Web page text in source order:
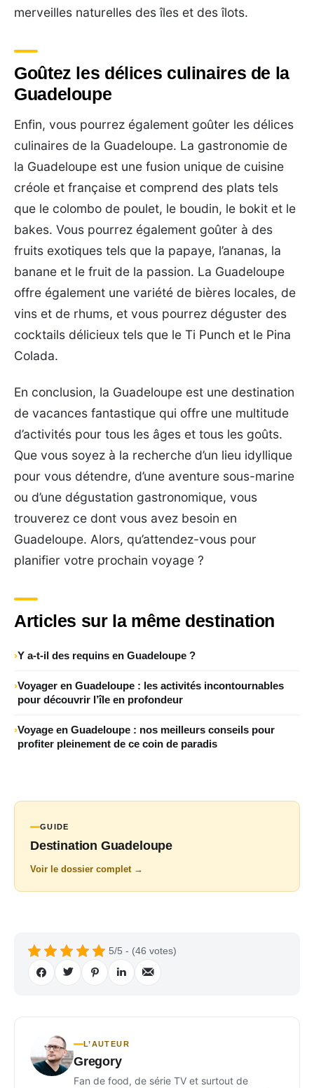
merveilles naturelles des îles et des îlots.
Goûtez les délices culinaires de la
Guadeloupe
Enfin, vous pourrez également goûter les délices
culinaires de la Guadeloupe. La gastronomie de
la Guadeloupe est une fusion unique de cuisine
créole et française et comprend des plats tels
que le colombo de poulet, le boudin, le bokit et le
bakes. Vous pourrez également goûter à des
fruits exotiques tels que la papaye, l’ananas, la
banane et le fruit de la passion. La Guadeloupe
offre également une variété de bières locales, de
vins et de rhums, et vous pourrez déguster des
cocktails délicieux tels que le Ti Punch et le Pina
Colada.
En conclusion, la Guadeloupe est une destination
de vacances fantastique qui offre une multitude
d’activités pour tous les âges et tous les goûts.
Que vous soyez à la recherche d’un lieu idyllique
pour vous détendre, d’une aventure sous-marine
ou d’une dégustation gastronomique, vous
trouverez ce dont vous avez besoin en
Guadeloupe. Alors, qu’attendez-vous pour
planifier votre prochain voyage ?
Articles sur la même destination
Y a-t-il des requins en Guadeloupe ?
Voyager en Guadeloupe : les activités incontournables
pour découvrir l’île en profondeur
Voyage en Guadeloupe : nos meilleurs conseils pour
profiter pleinement de ce coin de paradis
GUIDE
Destination Guadeloupe
Voir le dossier complet →
5/5 - (46 votes)
L’AUTEUR
Gregory
Fan de food, de série TV et surtout de